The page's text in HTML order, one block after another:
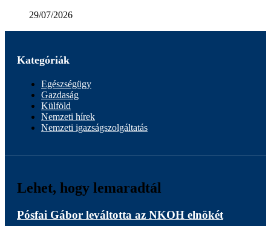
29/07/2026
Kategóriák
Egészségügy
Gazdaság
Külföld
Nemzeti hírek
Nemzeti igazságszolgáltatás
Lehet, hogy lemaradtál
Pósfai Gábor leváltotta az NKOH elnökét